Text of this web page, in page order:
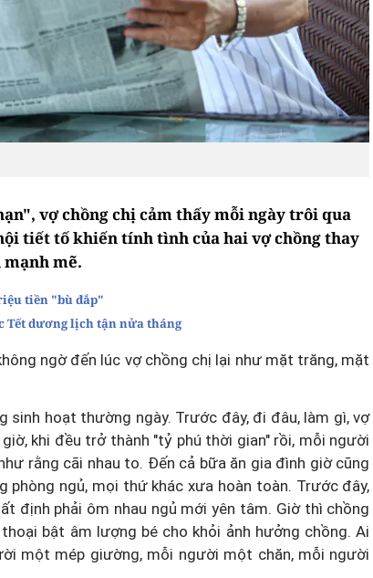
vợ chồng chị cảm thấy mỗi ngày trôi qua
tiết tố khiến tính tình của hai vợ chồng thay
mẽ.
tiền "bù đắp"
Tết dương lịch tận nửa tháng
ngờ đến lúc vợ chồng chị lại như mặt trăng, mặt
sinh hoạt thường ngày. Trước đây, đi đâu, làm gì, vợ
khi đều trở thành "tỷ phú thời gian" rồi, mỗi người
rằng cãi nhau to. Đến cả bữa ăn gia đình giờ cũng
ngủ, mọi thứ khác xưa hoàn toàn. Trước đây,
định phải ôm nhau ngủ mới yên tâm. Giờ thì chồng
bật âm lượng bé cho khỏi ảnh hưởng chồng. Ai
một mép giường, mỗi người một chăn, mỗi người